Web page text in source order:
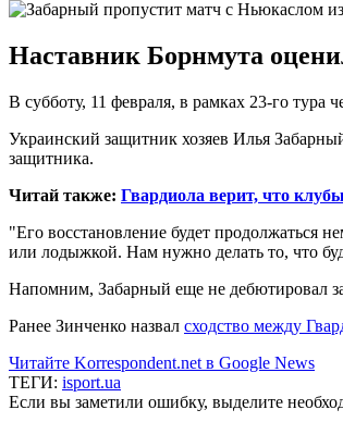
Наставник Борнмута
В субботу, 11 февраля, в рамках 23-го
Украинский защитник хозяев Илья
защитника.
Читай также: Гвардиола верит, что
"Его восстановление будет продолжаться
или лодыжкой. Нам нужно делать то, что
Напомним, Забарный еще не дебютировал
Ранее Зинченко назвал сходство между
Читайте Korrespondent.net в Google News
ТЕГИ: isport.ua
Если вы заметили ошибку, выделите